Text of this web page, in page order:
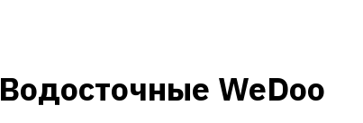
Водосточные WeDoo